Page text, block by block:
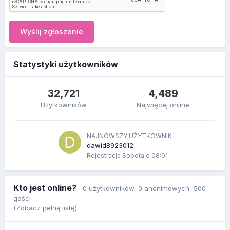
Wyślij zgłoszenie
Statystyki użytkowników
32,721
Użytkowników
4,489
Najwięcej online
NAJNOWSZY UŻYTKOWNIK
dawid8923012
Rejestracja Sobota o 08:01
Kto jest online? 0 użytkowników, 0 anonimowych, 500
gości
(Zobacz pełną listę)